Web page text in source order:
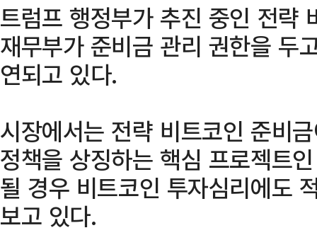
트럼프 행정부가 추진 중인 전략
재무부가 준비금 관리 권한을 두
연되고 있다.
시장에서는 전략 비트코인 준비
정책을 상징하는 핵심 프로젝트
될 경우 비트코인 투자심리에도
보고 있다.